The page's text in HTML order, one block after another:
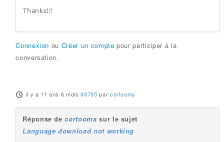
Thanks!!!
Connexion ou Créer un compte pour participer à la
conversation.
il y a 11 ans 6 mois #8795 par cortooms
Réponse decortooms sur le sujet
Language download not working